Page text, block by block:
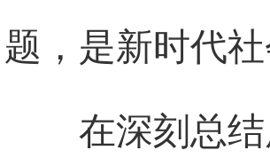
题，是新时代
在深刻总